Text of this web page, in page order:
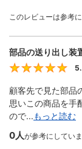
このレビューは参考
部品の送り出し装
顧客先で見た部品
思いこの商品を手
ので...もっと読む
0人が参考にしていま